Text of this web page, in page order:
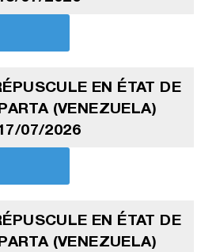
EN ÉTAT DE
(VENEZUELA)
07/2026
EN ÉTAT DE
(VENEZUELA)